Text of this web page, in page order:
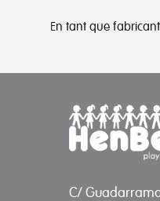
En tant que
C/